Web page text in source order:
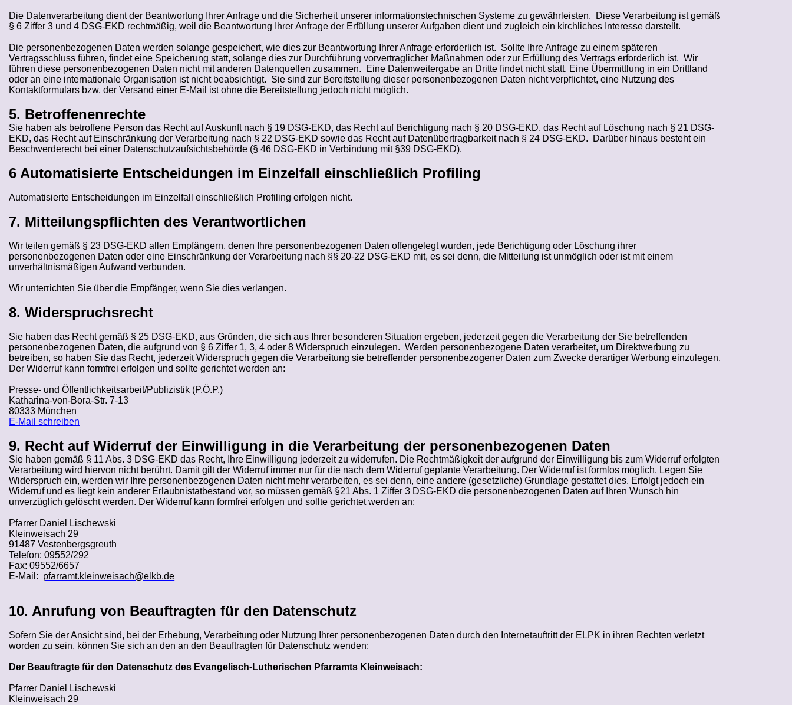
Die Datenverarbeitung dient der Beantwortung Ihrer Anfrage und die Sicherheit unserer informationstechnischen Systeme zu gewährleisten.
Diese Verarbeitung ist gemäß
§ 6 Ziffer 3 und 4 DSG-EKD rechtmäßig, weil die Beantwortung Ihrer Anfrage der Erfüllung unserer Aufgaben dient und zugleich ein kirchliches Interesse darstellt.
Die personenbezogenen Daten werden solange gespeichert, wie dies zur Beantwortung Ihrer Anfrage erforderlich ist. Sollte Ihre Anfrage zu einem späteren
Vertragsschluss führen, findet eine Speicherung statt, solange dies zur Durchführung vorvertraglicher Maßnahmen oder zur Erfüllung des Vertrags erforderlich ist. Wir
führen diese personenbezogenen Daten nicht mit anderen Datenquellen zusammen.
Eine Datenweitergabe an Dritte findet nicht statt. Eine Übermittlung in ein Drittland
oder an eine internationale Organisation ist nicht beabsichtigt. Sie sind zur Bereitstellung dieser personenbezogenen Daten nicht verpflichtet, eine Nutzung des
Kontaktformulars bzw. der Versand einer E-Mail ist ohne die Bereitstellung jedoch nicht möglich.
5. Betroffenenrechte
Sie haben als betroffene Person das Recht auf Auskunft nach § 19 DSG-EKD, das Recht auf Berichtigung nach § 20 DSG-EKD, das Recht auf Löschung nach § 21 DSG-
EKD, das Recht auf Einschränkung der Verarbeitung nach § 22 DSG-EKD sowie das Recht auf Datenübertragbarkeit nach § 24 DSG-EKD.
Darüber hinaus besteht ein
Beschwerderecht bei einer Datenschutzaufsichtsbehörde (§ 46 DSG-EKD in Verbindung mit §39 DSG-EKD).
6 Automatisierte Entscheidungen im Einzelfall einschließlich Profiling
Automatisierte Entscheidungen im Einzelfall einschließlich Profiling erfolgen nicht.
7. Mitteilungspflichten des Verantwortlichen
Wir teilen gemäß § 23 DSG-EKD allen Empfängern, denen Ihre personenbezogenen Daten offengelegt wurden, jede Berichtigung oder Löschung ihrer
personenbezogenen Daten oder eine Einschränkung der Verarbeitung nach §§ 20-22 DSG-EKD mit, es sei denn, die Mitteilung ist unmöglich oder ist mit einem
unverhältnismäßigen Aufwand verbunden.
Wir unterrichten Sie über die Empfänger, wenn Sie dies verlangen.
8. Widerspruchsrecht
Sie haben das Recht gemäß § 25 DSG-EKD, aus Gründen, die sich aus Ihrer besonderen Situation ergeben, jederzeit gegen die Verarbeitung der Sie betreffenden
personenbezogenen Daten, die aufgrund von § 6 Ziffer 1, 3, 4 oder 8 Widerspruch einzulegen. Werden personenbezogene Daten verarbeitet, um Direktwerbung zu
betreiben, so haben Sie das Recht, jederzeit Widerspruch gegen die Verarbeitung sie betreffender personenbezogener Daten zum Zwecke derartiger Werbung einzulegen.
Der Widerruf kann formfrei erfolgen und sollte gerichtet werden an:
Presse- und Öffentlichkeitsarbeit/Publizistik (P.Ö.P.)
Katharina-von-Bora-Str. 7-13
80333 München
E-Mail schreiben
9. Recht auf Widerruf der Einwilligung in die Verarbeitung der personenbezogenen Daten
Sie haben gemäß § 11 Abs. 3 DSG-EKD das Recht, Ihre Einwilligung jederzeit zu widerrufen. Die Rechtmäßigkeit der aufgrund der Einwilligung bis zum Widerruf erfolgten
Verarbeitung wird hiervon nicht berührt. Damit gilt der Widerruf immer nur für die nach dem Widerruf geplante Verarbeitung. Der Widerruf ist formlos möglich. Legen Sie
Widerspruch ein, werden wir Ihre personenbezogenen Daten nicht mehr verarbeiten, es sei denn, eine andere (gesetzliche) Grundlage gestattet dies. Erfolgt jedoch ein
Widerruf und es liegt kein anderer Erlaubnistatbestand vor, so müssen gemäß §21 Abs. 1 Ziffer 3 DSG-EKD die personenbezogenen Daten auf Ihren Wunsch hin
unverzüglich gelöscht werden. Der Widerruf kann formfrei erfolgen und sollte gerichtet werden an:
Pfarrer Daniel
Lischewski
Kleinweisach 29
91487Vestenbergsgreuth
Telefon: 09552/292
Fax: 09552/6657
E-Mail: pfarramt.kleinweisach@elkb.de
10. Anrufung von Beauftragten für den Datenschutz
Sofern Sie der Ansicht sind, bei der Erhebung, Verarbeitung oder Nutzung Ihrer personenbezogenen Daten durch den Internetauftritt der ELPK in ihren Rechten verletzt
worden zu sein, können Sie sich an den an den Beauftragten für Datenschutz wenden:
Der Beauftragte für den Datenschutz des Evangelisch-Lutherischen Pfarramts Kleinweisach:
Pfarrer Daniel
Lischewski
Kleinweisach 29